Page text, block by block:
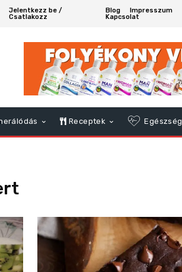
Jelentkezz be /
Csatlakozz
Blog
Impresszum
Kapcsolat
Receptek Egészség